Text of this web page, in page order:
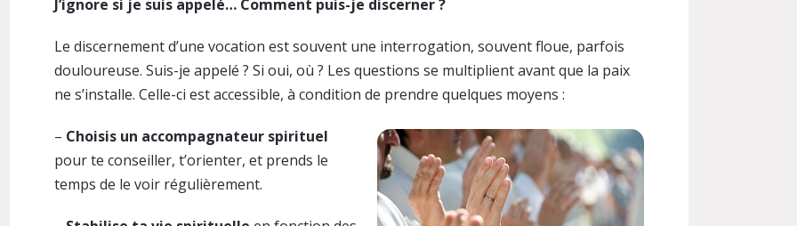
J’ignore si je suis appelé… Comment puis-je discerner ?
Le discernement d’une vocation est souvent une interrogation, souvent floue, parfois
douloureuse. Suis-je appelé ? Si oui, où ? Les questions se multiplient avant que la paix
ne s’installe. Celle-ci est accessible, à condition de prendre quelques moyens :
– Choisis un accompagnateur spirituel
pour te conseiller, t’orienter, et prends le
temps de le voir régulièrement.